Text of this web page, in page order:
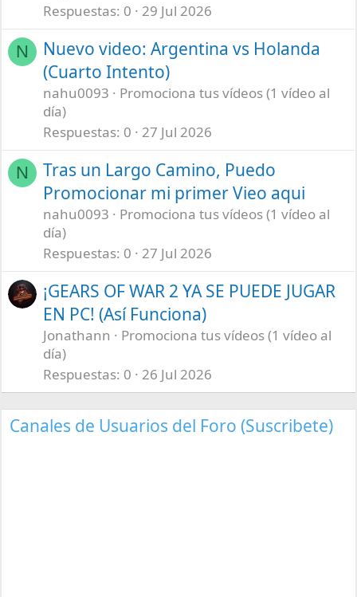
Respuestas 0 29 Jul 2026
N
Nuevo video: Argentina vs Holanda
(Cuarto Intento)
nahu0093
Promociona tus vídeos (1 vídeo al
día)
Respuestas 0 27 Jul 2026
N
Tras un Largo Camino, Puedo
Promocionar mi primer Vieo aqui
nahu0093
Promociona tus vídeos (1 vídeo al
día)
Respuestas 0 27 Jul 2026
¡GEARS OF WAR 2 YA SE PUEDE JUGAR
EN PC! (Así Funciona)
Jonathann
Promociona tus vídeos (1 vídeo al
día)
Respuestas 0 26 Jul 2026
Canales de Usuarios del Foro (Suscribete)